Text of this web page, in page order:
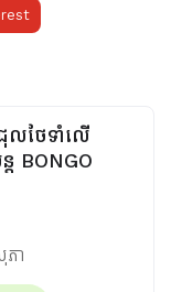
លថែទាំលើ
BONGO
ា